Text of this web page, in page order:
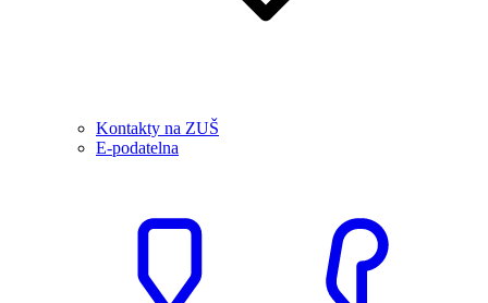
Kontakty na ZUŠ
E-podatelna